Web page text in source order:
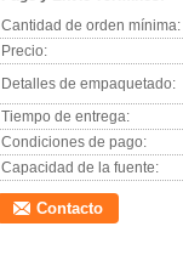
Cantidad de orden mínima:
Precio:
Detalles de empaquetado:
Tiempo de entrega:
Condiciones de pago:
Capacidad de la fuente:
Contacto